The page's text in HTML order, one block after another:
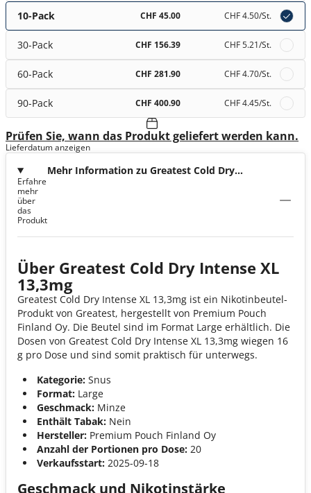
10-Pack CHF 45.00 CHF 4.50/St.
30-Pack CHF 156.39 CHF 5.21/St.
60-Pack CHF 281.90 CHF 4.70/St.
90-Pack CHF 400.90 CHF 4.45/St.
Prüfen Sie, wann das Produkt geliefert werden kann.
Lieferdatum anzeigen
Mehr Information zu Greatest Cold Dry
Erfahre
mehr
über
das
Produkt
Über Greatest Cold Dry Intense XL
13,3mg
Greatest Cold Dry Intense XL 13,3mg ist ein Nikotinbeutel-
Produkt von Greatest, hergestellt von Premium Pouch
Finland Oy. Die Beutel sind im Format Large erhältlich. Die
Dosen von Greatest Cold Dry Intense XL 13,3mg wiegen 16
g pro Dose und sind somit praktisch für unterwegs.
Kategorie: Snus
Format: Large
Geschmack: Minze
Enthält Tabak: Nein
Hersteller: Premium Pouch Finland Oy
Anzahl der Portionen pro Dose: 20
Verkaufsstart: 2025-09-18
Geschmack und Nikotinstärke